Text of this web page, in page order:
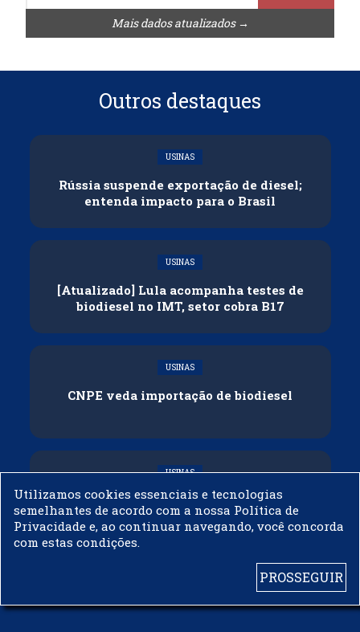
Mais dados atualizados →
Outros destaques
USINAS
Rússia suspende exportação de diesel;
entenda impacto para o Brasil
USINAS
[Atualizado] Lula acompanha testes de
biodiesel no IMT, setor cobra B17
USINAS
CNPE veda importação de biodiesel
USINAS
Acelen Renováveis assina acordo com
Bunge para óleo de soja em projeto na
Bahia
Utilizamos cookies essenciais e tecnologias
semelhantes de acordo com a nossa Política de
Privacidade e, ao continuar navegando, você concorda
com estas condições.
PROSSEGUIR